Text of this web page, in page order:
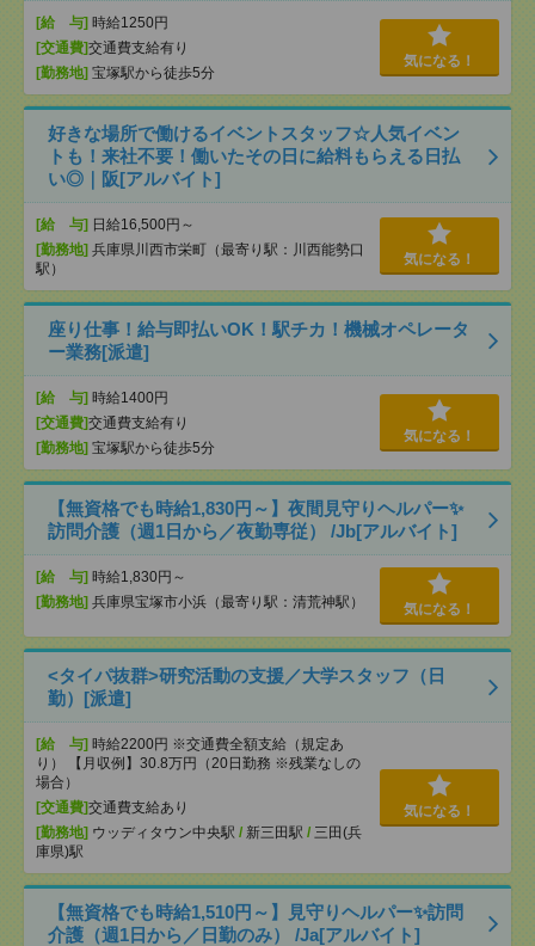
[給 与] 時給1250円
[交通費]交通費支給有り
[勤務地] 宝塚駅から徒歩5分
気になる！
好きな場所で働けるイベントスタッフ☆人気イベン
トも！来社不要！働いたその日に給料もらえる日払
い◎｜阪[アルバイト]
[給 与] 日給16,500円～
[勤務地] 兵庫県川西市栄町（最寄り駅：川西能勢口
駅）
気になる！
座り仕事！給与即払いOK！駅チカ！機械オペレータ
ー業務[派遣]
[給 与] 時給1400円
[交通費]交通費支給有り
[勤務地] 宝塚駅から徒歩5分
気になる！
【無資格でも時給1,830円～】夜間見守りヘルパー✨
訪問介護（週1日から／夜勤専従） /Jb[アルバイト]
[給 与] 時給1,830円～
[勤務地] 兵庫県宝塚市小浜（最寄り駅：清荒神駅） 気になる！
<タイパ抜群>研究活動の支援／大学スタッフ（日
勤）[派遣]
[給 与] 時給2200円 ※交通費全額支給（規定あ
り） 【月収例】30.8万円（20日勤務 ※残業なしの
場合）
[交通費]交通費支給あり
[勤務地] ウッディタウン中央駅 / 新三田駅 / 三田(兵
庫県)駅
気になる！
【無資格でも時給1,510円～】見守りヘルパー✨訪問
介護（週1日から／日勤のみ） /Ja[アルバイト]